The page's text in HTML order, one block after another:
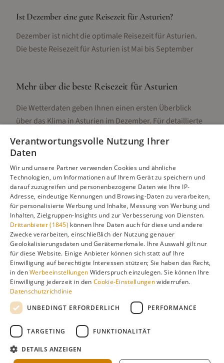
Ist Dezember eine gute Reisezeit für Asturien?
Dezember ist nicht die optimale Reisezeit für Asturien.
Die beste Reisezeit für Asturien ist Mai bis September
Mehr über die beste Reisezeit fürAsturien
Die Wetterdaten geben Ihnen einen ersten Überblick
über das Klima inAsturien im Dezember. Für detaillierte
Unterschieden, Aktivitäten und Reisetipps besuchen Sie
Alle Infos zur besten Reisezeit Asturien
Gefällt dir diese Seite? Teile sie auf Pinterest!
Auf Pinterest merken
uns
Verantwortungsvolle Nutzung Ihrer
Daten
Wir und unsere Partner verwenden Cookies und ähnliche
Technologien, um Informationen auf Ihrem Gerät zu speichern und
darauf zuzugreifen und personenbezogene Daten wie Ihre IP-
Adresse, eindeutige Kennungen und Browsing-Daten zu verarbeiten,
für personalisierte Werbung und Inhalte, Messung von Werbung und
Inhalten, Zielgruppen-Insights und zur Verbesserung von Diensten.
Drittanbieter (1845) können Ihre Daten auch für diese und andere
Zwecke verarbeiten, einschließlich der Nutzung genauer
Geolokalisierungsdaten und Gerätemerkmale. Ihre Auswahl gilt nur
für diese Website. Einige Anbieter können sich statt auf Ihre
Einwilligung auf berechtigte Interessen stützen; Sie haben das Recht,
in denWerbeeinstellungen Widerspruch einzulegen. Sie können Ihre
Einwilligung jederzeit in denCookie-Einstellungenwiderrufen.
Datenschutzrichtlinie
UNBEDINGT ERFORDERLICH
PERFORMANCE
TARGETING FUNKTIONALITÄT
DETAILS ANZEIGEN